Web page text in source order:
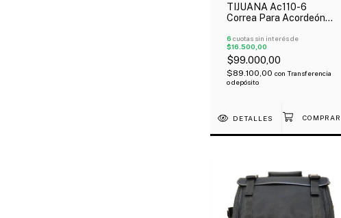
TIJUANA Ac110-6
Correa Para Acordeón
Blanco
6 cuotas sin interés de
$16.500,00
$99.000,00
$89.100,00 con Transferencia
o depósito
DETALLES